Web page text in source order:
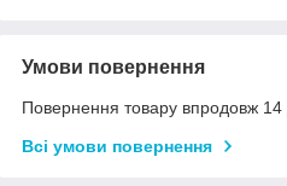
Умови повернення
Повернення товару впродовж 14
Всі умови повернення